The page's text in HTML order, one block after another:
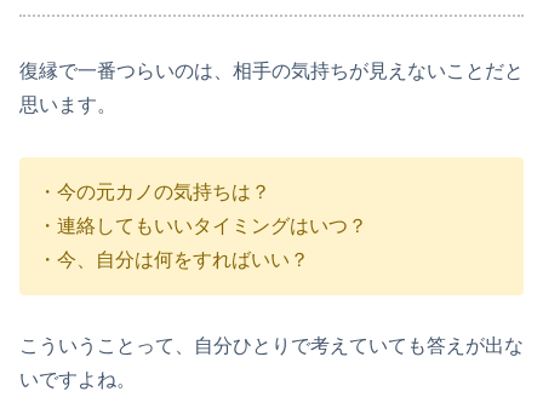
復縁で一番つらいのは、相手の気持ちが見えないことだと
思います。
・今の元カノの気持ちは？
・連絡してもいいタイミングはいつ？
・今、自分は何をすればいい？
こういうことって、自分ひとりで考えていても答えが出な
いですよね。